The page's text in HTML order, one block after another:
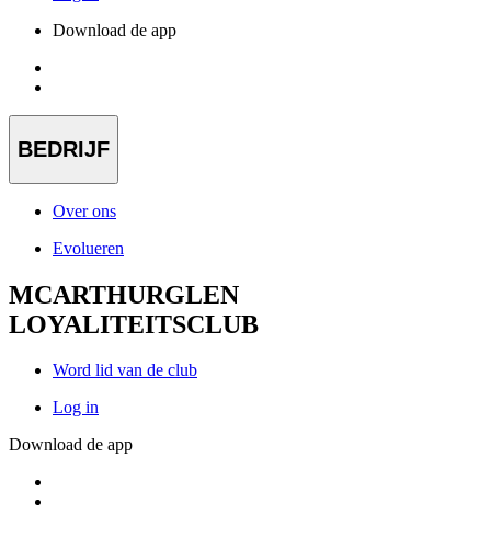
Download de app
BEDRIJF
Over ons
Evolueren
MCARTHURGLEN
LOYALITEITSCLUB
Word lid van de club
Log in
Download de app